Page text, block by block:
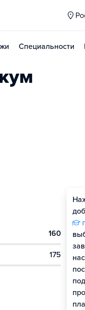
Специальности
160
175